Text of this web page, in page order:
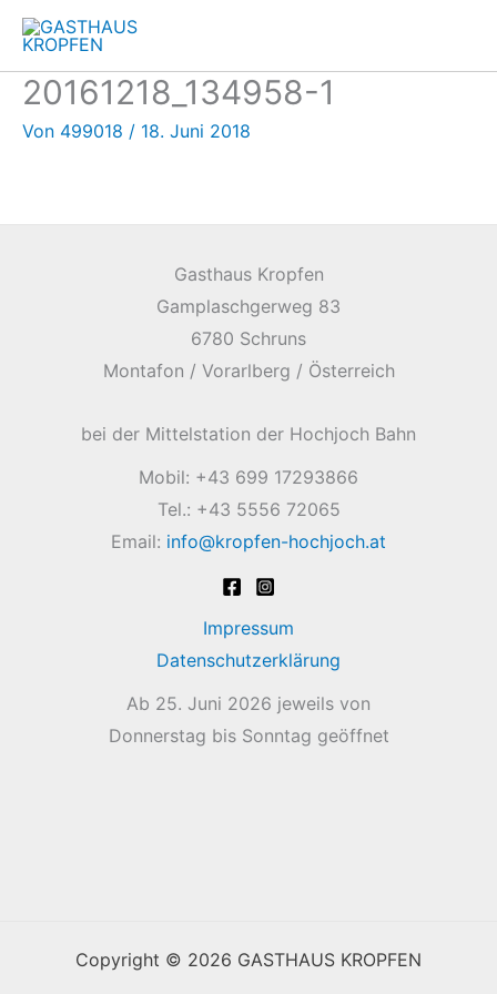
Zum
Inhalt
springen
20161218_134958-1
Von 499018 / 18. Juni 2018
Gasthaus Kropfen
Gamplaschgerweg 83
6780 Schruns
Montafon / Vorarlberg / Österreich
bei der Mittelstation der Hochjoch Bahn
Mobil: +43 699 17293866
Tel.: +43 5556 72065
Email: info@kropfen-hochjoch.at
Impressum
Datenschutzerklärung
Ab 25. Juni 2026 jeweils von
Donnerstag bis Sonntag geöffnet
Copyright © 2026 GASTHAUS KROPFEN